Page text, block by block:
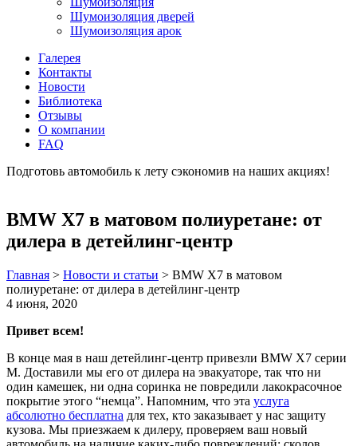
Шумоизоляция дверей
Шумоизоляция арок
Галерея
Контакты
Новости
Библиотека
Отзывы
О компании
FAQ
Подготовь автомобиль к лету сэкономив на наших акциях!
BMW X7 в матовом полиуретане: от
дилера в детейлинг-центр
Главная > Новости и статьи > BMW X7 в матовом
полиуретане: от дилера в детейлинг-центр
4 июня, 2020
Привет всем!
В конце мая в наш детейлинг-центр привезли BMW X7 серии
М. Доставили мы его от дилера на эвакуаторе, так что ни
один камешек, ни одна соринка не повредили лакокрасочное
покрытие этого “немца”. Напомним, что эта услуга
абсолютно бесплатна для тех, кто заказывает у нас защиту
кузова. Мы приезжаем к дилеру, проверяем ваш новый